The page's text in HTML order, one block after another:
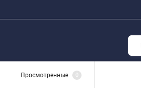
Просмотренные 0